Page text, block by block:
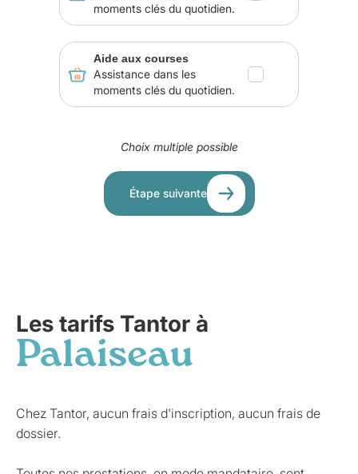
moments clés du quotidien.
Aide aux courses
Assistance dans les
moments clés du quotidien.
Choix multiple possible
Étape suivante
Les tarifs Tantor à
Palaiseau
Chez Tantor, aucun frais d'inscription, aucun frais de
dossier.